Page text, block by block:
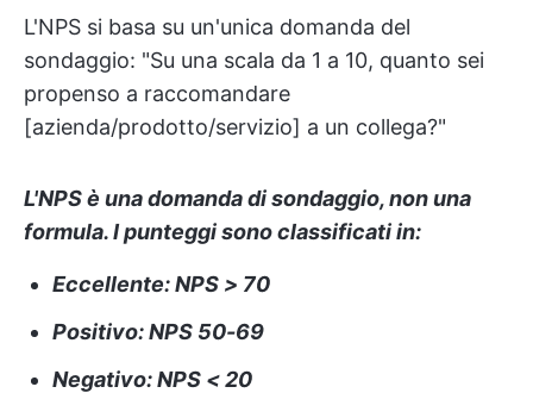
L'NPS si basa su un'unica domanda del
sondaggio: "Su una scala da 1 a 10, quanto sei
propenso a raccomandare
[azienda/prodotto/servizio] a un collega?"
L'NPS è una domanda di sondaggio, non una
formula. I punteggi sono classificati in:
Eccellente: NPS > 70
Positivo: NPS 50-69
Negativo: NPS < 20